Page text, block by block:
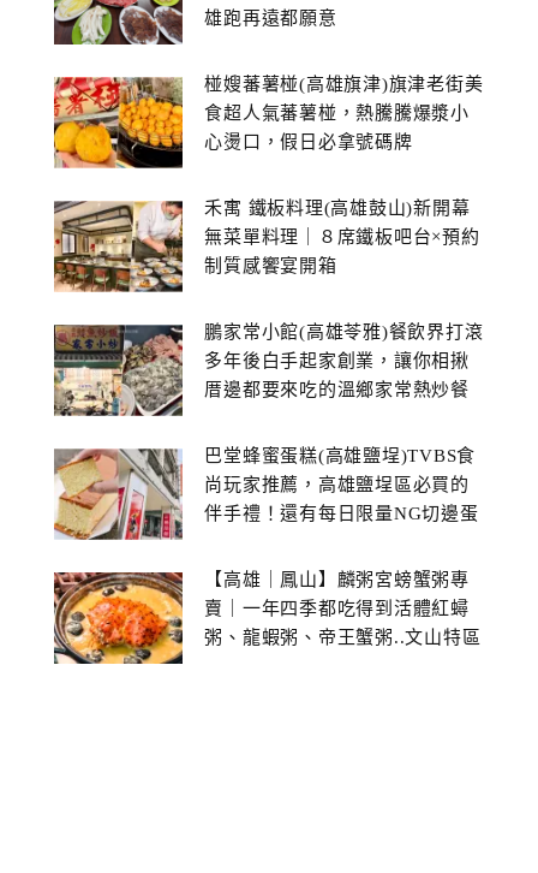
雄跑再遠都願意
椪嫂蕃薯椪(高雄旗津)旗津老街美
食超人氣蕃薯椪，熱騰騰爆漿小
心燙口，假日必拿號碼牌
禾寓 鐵板料理(高雄鼓山)新開幕
無菜單料理｜８席鐵板吧台×預約
制質感饗宴開箱
鵬家常小館(高雄苓雅)餐飲界打滾
多年後白手起家創業，讓你相揪
厝邊都要來吃的溫鄉家常熱炒餐
巴堂蜂蜜蛋糕(高雄鹽埕)TVBS食
尚玩家推薦，高雄鹽埕區必買的
伴手禮！還有每日限量NG切邊蛋
【高雄｜鳳山】麟粥宮螃蟹粥專
賣｜一年四季都吃得到活體紅蟳
粥、龍蝦粥、帝王蟹粥..文山特區